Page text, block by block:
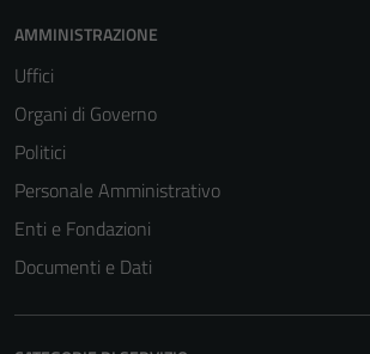
AMMINISTRAZIONE
Uffici
Organi di Governo
Politici
Personale Amministrativo
Enti e Fondazioni
Documenti e Dati